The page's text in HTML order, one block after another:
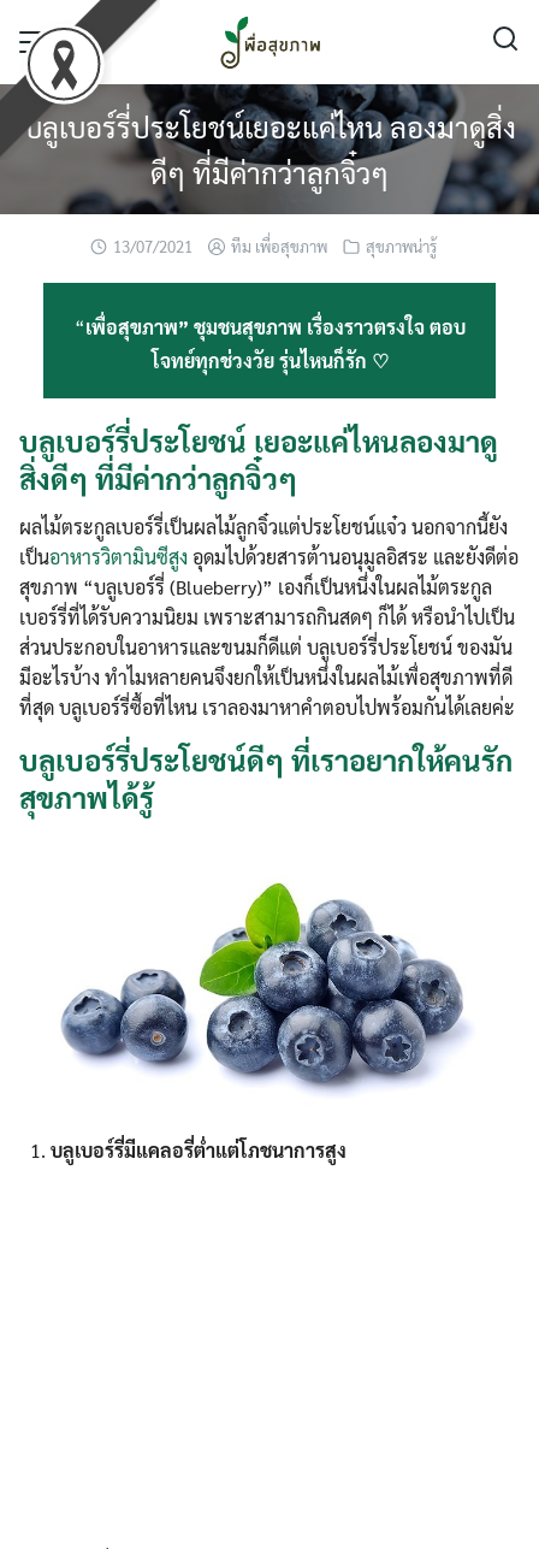
content
บลูเบอร์รี่ประโยชน์เยอะแค่ไหน ลองมาดูสิ่ง
ดีๆ ที่มีค่ากว่าลูกจิ๋วๆ
13/07/2021 ทีม เพื่อสุขภาพ สุขภาพน่ารู้
“เพื่อสุขภาพ” ชุมชนสุขภาพ เรื่องราวตรงใจ ตอบ
โจทย์ทุกช่วงวัย รุ่นไหนก็รัก ♡
บลูเบอร์รี่ประโยชน์ เยอะแค่ไหนลองมาดู
สิ่งดีๆ ที่มีค่ากว่าลูกจิ๋วๆ
ผลไม้ตระกูลเบอร์รี่เป็นผลไม้ลูกจิ๋วแต่ประโยชน์แจ๋ว นอกจากนี้ยัง
เป็นอาหารวิตามินซีสูง อุดมไปด้วยสารต้านอนุมูลอิสระ และยังดีต่อ
สุขภาพ “บลูเบอร์รี่ (Blueberry)” เองก็เป็นหนึ่งในผลไม้ตระกูล
เบอร์รี่ที่ได้รับความนิยม เพราะสามารถกินสดๆ ก็ได้ หรือนำไปเป็น
ส่วนประกอบในอาหารและขนมก็ดีแต่ บลูเบอร์รี่ประโยชน์ ของมัน
มีอะไรบ้าง ทำไมหลายคนจึงยกให้เป็นหนึ่งในผลไม้เพื่อสุขภาพที่ดี
ที่สุด บลูเบอร์รี่ซื้อที่ไหน เราลองมาหาคำตอบไปพร้อมกันได้เลยค่ะ
บลูเบอร์รี่ประโยชน์ดีๆ ที่เราอยากให้คนรัก
สุขภาพได้รู้
บลูเบอร์รี่มีแคลอรี่ต่ำแต่โภชนาการสูง